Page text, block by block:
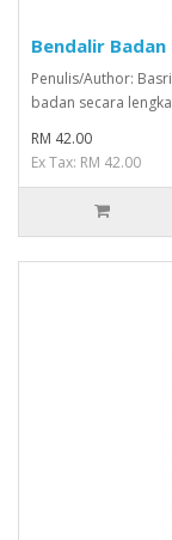
Bendalir
Penulis/Author:
badan secara
RM 42.00
Ex Tax: RM 42.00